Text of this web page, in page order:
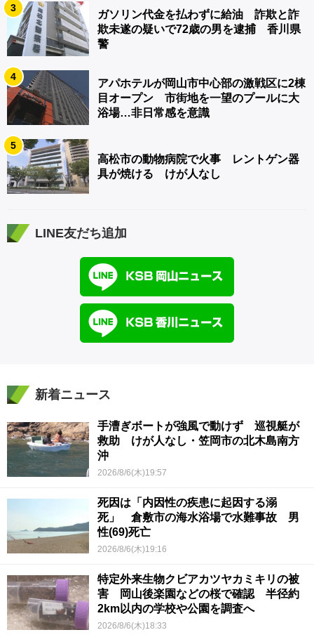
3
ガソリン代金を払わずに給油 詐欺と詐
欺未遂の疑いで72歳の男を逮捕 香川県
警
4
アパホテルが岡山市中心部の激戦区に2棟
目オープン 市街地を一望のプールに大
浴場…非日常感を意識
5
高松市の動物病院で火事 レントゲン器
具が焼ける けが人なし
LINE友だち追加
新着ニュース
手漕ぎボートが強風で動けず 巡視艇が
救助 けが人なし・笠岡市の北木島南方
沖
2026/8/6(木)19:57
死因は「内因性の疾患に起因する溺
死」 倉敷市の海水浴場で水難事故 男
性(69)死亡
2026/8/6(木)19:16
特定外来生物クビアカツヤカミキリの被
害 岡山後楽園などの桜で確認 半径約
2km以内の学校や公園を調査へ
2026/8/6(木)18:33